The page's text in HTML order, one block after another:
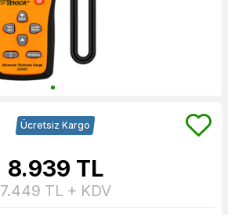
Ücretsiz Kargo
8.939 TL
7.449 TL + KDV